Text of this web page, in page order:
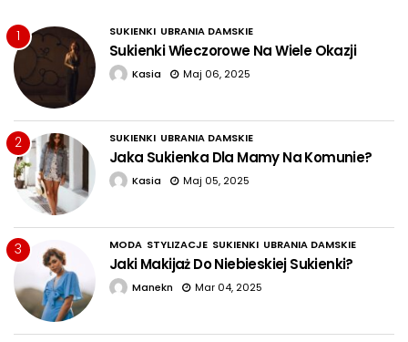
1 SUKIENKI UBRANIA DAMSKIE
Sukienki Wieczorowe Na Wiele Okazji
Kasia Maj 06, 2025
2 SUKIENKI UBRANIA DAMSKIE
Jaka Sukienka Dla Mamy Na Komunie?
Kasia Maj 05, 2025
3 MODA STYLIZACJE SUKIENKI UBRANIA DAMSKIE
Jaki Makijaż Do Niebieskiej Sukienki?
Manekn Mar 04, 2025